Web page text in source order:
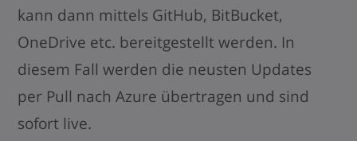
kann dann mittels GitHub, BitBucket,
OneDrive etc. bereitgestellt werden. In
diesem Fall werden die neusten Updates
per Pull nach Azure übertragen und sind
sofort live.